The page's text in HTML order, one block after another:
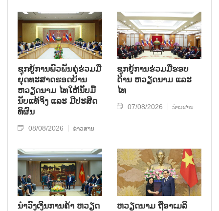
ຊຸກ​ຍູ້​ການ​ພົວ​ພັນ​ຄູ່​ຮ່ວມ​ມື​
ຍຸດ​ທະ​ສາດ​ຮອດ​ບ້ານ
ຫວຽດ​ນາມ ໄທ​ໃຫ້​ນັບ​ມື້​
ນັບ​ແທ້​ຈິງ ແລະ ມີ​ປະ​ສິດ​
ທິ​ຜົນ
08/08/2026 ຂ່າວສານ
ຊຸກຍູ້ການຮ່ວມມືຮອບ
ດ້ານ ຫວຽດນາມ ແລະ
ໄທ
07/08/2026 ຂ່າວສານ
ນຳ​ວົງ​ເງິນ​ການ​ຄ້າ ຫວຽດ​
ຫ​ວຽດ​ນາມ ຖື​ອາ​ເມ​ລິ​